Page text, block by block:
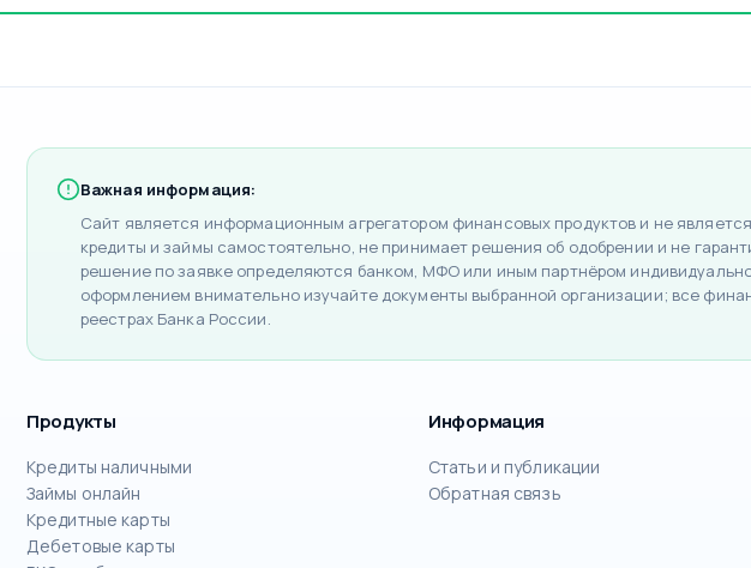
Важная информация:
Сайт является информационным агрегатором финансовых продуктов и не
кредиты и займы самостоятельно, не принимает решения об одобрении и не
решение по заявке определяются банком, МФО или иным партнёром
оформлением внимательно изучайте документы выбранной организации; все
реестрах Банка России.
Продукты
Кредиты наличными
Займы онлайн
Кредитные карты
Дебетовые карты
Информация
Статьи и публикации
Обратная связь